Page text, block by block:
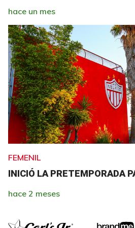
hace un mes
FEMENIL
INICIÓ LA PRETEMPORADA
hace 2 meses